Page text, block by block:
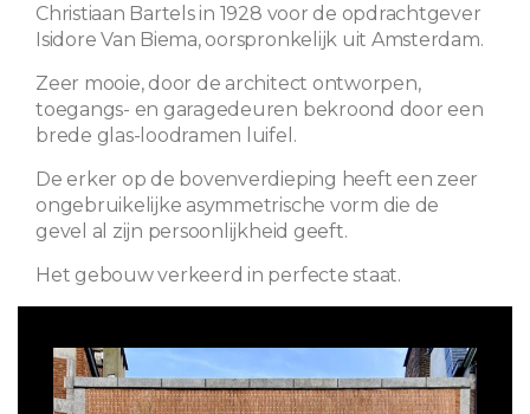
Christiaan Bartels in 1928 voor de opdrachtgever
Isidore Van Biema, oorspronkelijk uit Amsterdam.
Zeer mooie, door de architect ontworpen,
toegangs- en garagedeuren bekroond door een
brede glas-loodramen luifel.
De erker op de bovenverdieping heeft een zeer
ongebruikelijke asymmetrische vorm die de
gevel al zijn persoonlijkheid geeft.
Het gebouw verkeerd in perfecte staat.